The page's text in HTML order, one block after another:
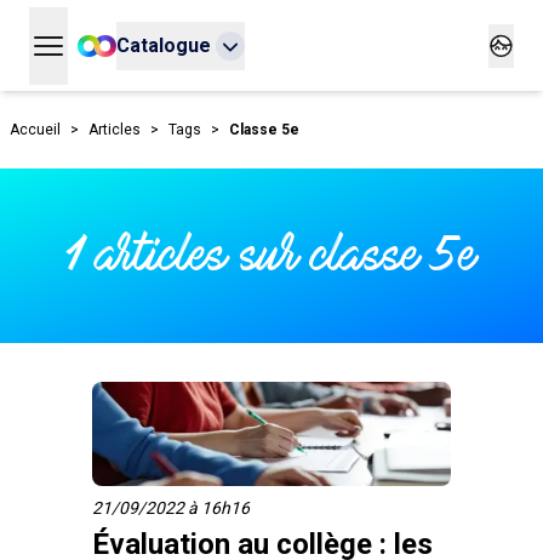
Ouvrir le menu principal
Catalogue
Accueil > Articles > Tags > Classe 5e
1 articles sur classe 5e
21/09/2022 à 16h16
Évaluation au collège : les